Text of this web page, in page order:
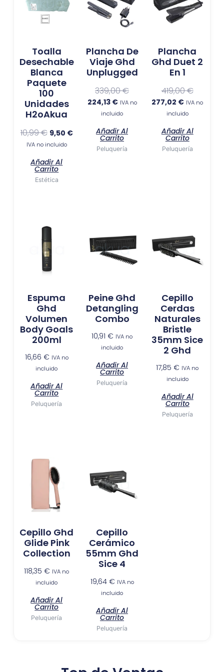
Toalla
Desechable
Blanca
Paquete
100
Unidades
H2oAkua
10,99€
era:
10,99 €.
9,50 €
IVA no incluido
Añadir Al
Carrito
Estética
Plancha De
Viaje Ghd
Unplugged
339,00€
era:
339,00 €.
224,13 €
es:
224,13 €.
IVA no
incluido
Añadir Al
Carrito
Peluquería
Plancha
Ghd Duet 2
En 1
419,00€
era:
277,02 €
es:
IVA no
incluido
Añadir Al
Carrito
Peluquería
Espuma
Ghd
Volumen
Body Goals
200ml
16,66 € IVA no
incluido
Añadir Al
Carrito
Peluquería
Peine Ghd
Detangling
Combo
10,91 € IVA no
incluido
Añadir Al
Carrito
Peluquería
Cepillo
Cerdas
Naturales
Bristle
35mm Sice
2 Ghd
17,85€ IVA no
incluido
Añadir Al
Carrito
Peluquería
Cepillo Ghd
Glide Pink
Collection
118,35€ IVA no
incluido
Añadir Al
Carrito
Peluquería
Cepillo
Cerámico
55mm Ghd
Sice 4
19,64 € IVA no
incluido
Añadir Al
Carrito
Peluquería